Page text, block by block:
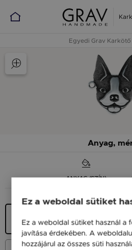
Egyedi Grav Karkötő
Anyag,
ANYAG (SZÍN)
9 900 Ft
Ez a weboldal sütiket
Ez a weboldal sütiket használ a
javítása érdekében. A
hozzájárul az összes süti